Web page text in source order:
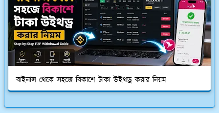
বাইনান্স থেকে সহজে বিকাশে টাকা উইথড্র করার নিয়ম